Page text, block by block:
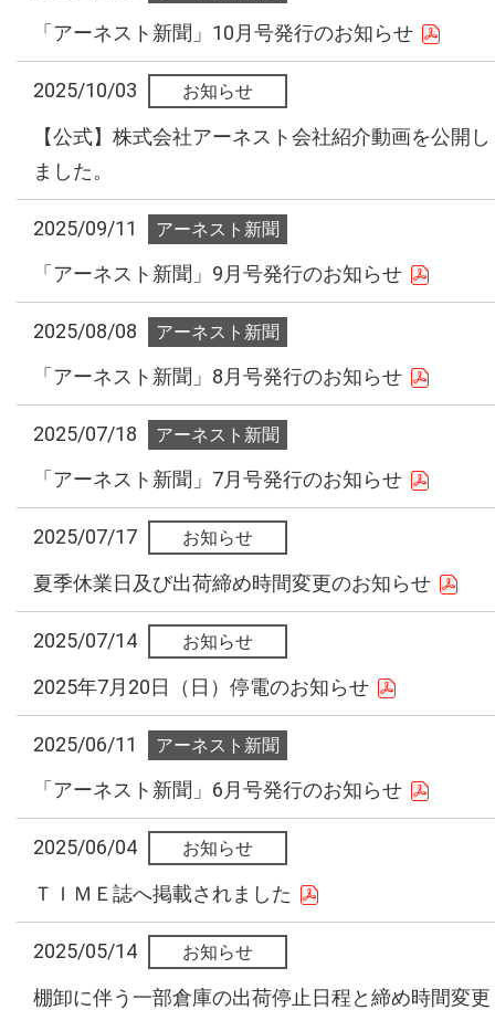
「アーネスト新聞」10月号発行のお知らせ
2025/10/03
【公式】株式会社アーネスト会社紹介動画を公開し
ました。
2025/09/11
「アーネスト新聞」9月号発行のお知らせ
2025/08/08
「アーネスト新聞」8月号発行のお知らせ
2025/07/18
「アーネスト新聞」7月号発行のお知らせ
2025/07/17
夏季休業日及び出荷締め時間変更のお知らせ
2025/07/14
2025年7月20日（日）停電のお知らせ
2025/06/11
「アーネスト新聞」6月号発行のお知らせ
2025/06/04
ＴＩＭＥ誌へ掲載されました
2025/05/14
棚卸に伴う一部倉庫の出荷停止日程と締め時間変更